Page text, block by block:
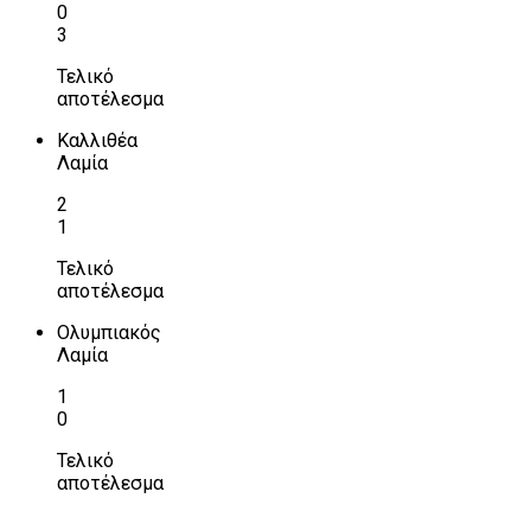
0
3
Τελικό
αποτέλεσμα
Καλλιθέα
Λαμία
2
1
Τελικό
αποτέλεσμα
Ολυμπιακός
Λαμία
1
0
Τελικό
αποτέλεσμα